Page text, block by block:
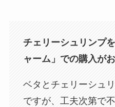
チェリーシュリンプ
ャーム」での購入が
ベタとチェリーシュ
ですが、工夫次第で